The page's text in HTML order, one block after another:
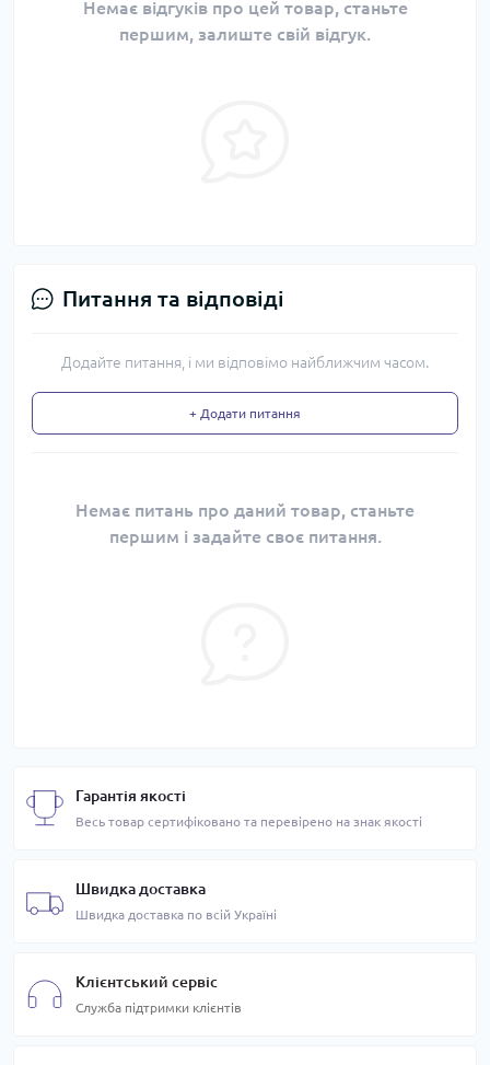
Немає відгуків про цей товар, станьте
першим, залиште свій відгук.
Питання та відповіді
Додайте питання, і ми відповімо найближчим часом.
+ Додати питання
Немає питань про даний товар, станьте
першим і задайте своє питання.
Гарантія якості
Весь товар сертифіковано та перевірено на знак якості
Швидка доставка
Швидка доставка по всій Україні
Клієнтський сервіс
Служба підтримки клієнтів